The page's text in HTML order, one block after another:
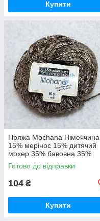
Купити
Пряжа Mochana Німеччина
15% мерінос 15% дитячий
мохер 35% бавовна 35%
поліамід різні кольори
твідовий ефект 50 г -100 м
Готово до відправки
104 ₴
Купити